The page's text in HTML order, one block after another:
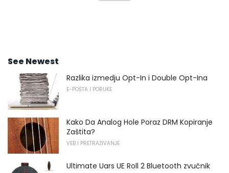
See Newest
Razlika izmedju Opt-In i Double Opt-Ina
E-POŠTA I PORUKE
Kako Da Analog Hole Poraz DRM Kopiranje
Zaštita?
VEB I PRETRAŽIVANJE
Ultimate Uars UE Roll 2 Bluetooth zvučnik